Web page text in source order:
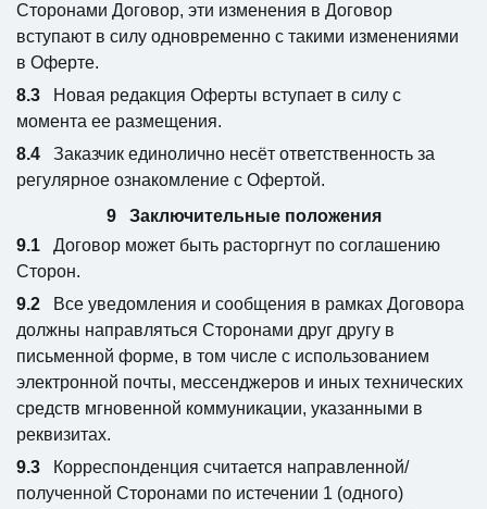
Сторонами Договор, эти изменения в Договор
вступают в силу одновременно с такими изменениями
в Оферте.
Новая редакция Оферты вступает в силу с
момента ее размещения.
Заказчик единолично несёт ответственность за
регулярное ознакомление с Офертой.
Заключительные положения
Договор может быть расторгнут по соглашению
Сторон.
Все уведомления и сообщения в рамках Договора
должны направляться Сторонами друг другу в
письменной форме, в том числе с использованием
электронной почты, мессенджеров и иных технических
средств мгновенной коммуникации, указанными в
реквизитах.
Корреспонденция считается направленной/
полученной Сторонами по истечении 1 (одного)